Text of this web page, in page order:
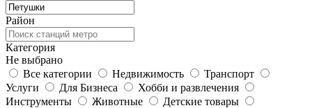
Район
Категория
Не выбрано
Все категории
Недвижимость
Транспорт
Услуги
Для Бизнеса
Хобби и развлечения
Инструменты
Животные
Детские товары